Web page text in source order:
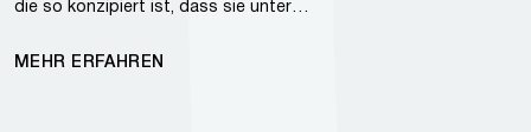
die so konzipiert ist, dass sie unter…
MEHR ERFAHREN